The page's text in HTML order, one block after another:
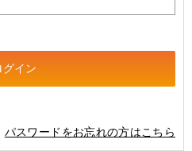
パスワードをお忘れの方はこちら